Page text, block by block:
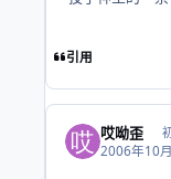
引用
哎呦歪
2006年10